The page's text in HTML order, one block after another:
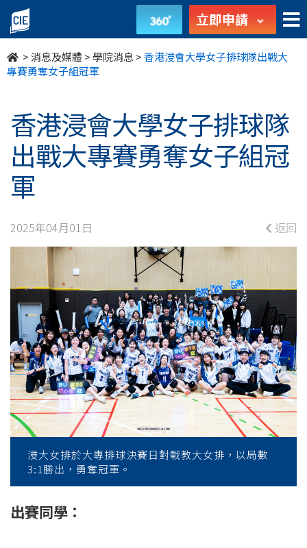
香
港
浸
大
學
女
子
排
球
隊
出
戰
大
專
勇
奪
立即申請
>消息及媒體 >學院消息 >香港浸會大學女子排球隊出戰大
專賽勇奪女子組冠軍
香港浸會大學女子排球隊
出戰大專賽勇奪女子組冠
軍
2025年04月01日 返回
浸大女排於大專排球決賽日對戰教大女排，以局數
3:1勝出，勇奪冠軍。
出賽同學：